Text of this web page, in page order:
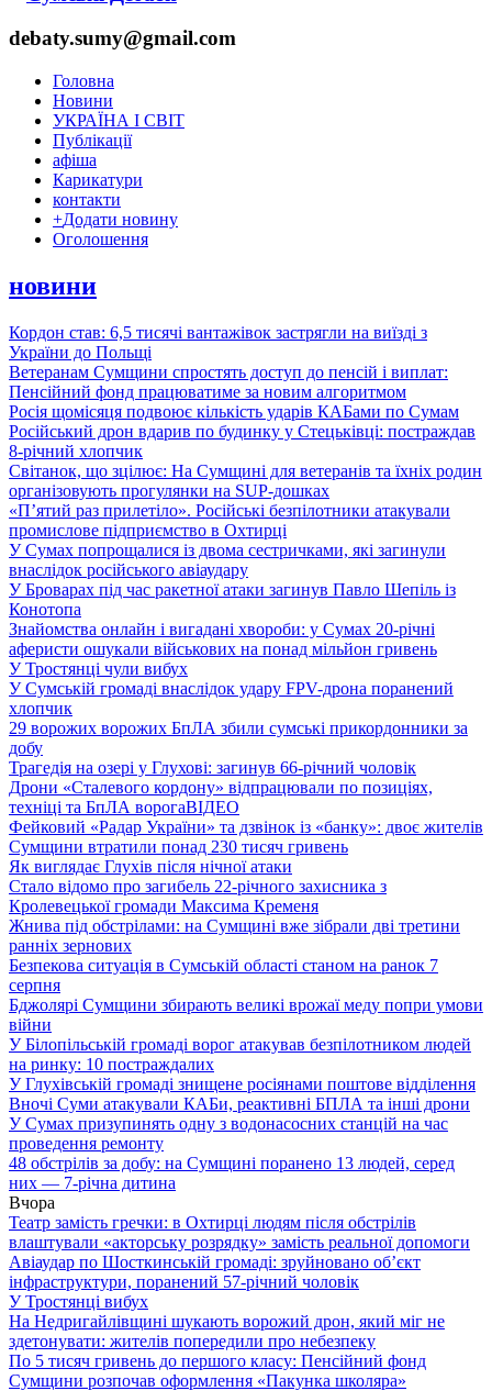
debaty.sumy@gmail.com
Головна
Новини
УКРАЇНА І СВІТ
Публікації
афіша
Карикатури
контакти
+Додати новину
Оголошення
новини
Кордон став: 6,5 тисячі вантажівок застрягли на виїзді з
України до Польщі
Ветеранам Сумщини спростять доступ до пенсій і виплат:
Пенсійний фонд працюватиме за новим алгоритмом
Росія щомісяця подвоює кількість ударів КАБами по Сумам
Російський дрон вдарив по будинку у Стецьківці: постраждав
8-річний хлопчик
Світанок, що зцілює: На Сумщині для ветеранів та їхніх родин
організовують прогулянки на SUP-дошках
«П’ятий раз прилетіло». Російські безпілотники атакували
промислове підприємство в Охтирці
У Сумах попрощалися із двома сестричками, які загинули
внаслідок російського авіаудару
У Броварах під час ракетної атаки загинув Павло Шепіль із
Конотопа
Знайомства онлайн і вигадані хвороби: у Сумах 20-річні
аферисти ошукали військових на понад мільйон гривень
У Тростянці чули вибух
У Сумській громаді внаслідок удару FPV-дрона поранений
хлопчик
29 ворожих ворожих БпЛА збили сумські прикордонники за
добу
Трагедія на озері у Глухові: загинув 66-річний чоловік
Дрони «Сталевого кордону» відпрацювали по позиціях,
техніці та БпЛА ворогаВІДЕО
Фейковий «Радар України» та дзвінок із «банку»: двоє жителів
Сумщини втратили понад 230 тисяч гривень
Як виглядає Глухів після нічної атаки
Стало відомо про загибель 22-річного захисника з
Кролевецької громади Максима Кременя
Жнива під обстрілами: на Сумщині вже зібрали дві третини
ранніх зернових
Безпекова ситуація в Сумській області станом на ранок 7
серпня
Бджолярі Сумщини збирають великі врожаї меду попри умови
війни
У Білопільській громаді ворог атакував безпілотником людей
на ринку: 10 постраждалих
У Глухівській громаді знищене росіянами поштове відділення
Вночі Суми атакували КАБи, реактивні БПЛА та інші дрони
У Сумах призупинять одну з водонасосних станцій на час
проведення ремонту
48 обстрілів за добу: на Сумщині поранено 13 людей, серед
них — 7-річна дитина
Вчора
Театр замість гречки: в Охтирці людям після обстрілів
влаштували «акторську розрядку» замість реальної допомоги
Авіаудар по Шосткинській громаді: зруйновано об’єкт
інфраструктури, поранений 57-річний чоловік
У Тростянці вибух
На Недригайлівщині шукають ворожий дрон, який міг не
здетонувати: жителів попередили про небезпеку
По 5 тисяч гривень до першого класу: Пенсійний фонд
Сумщини розпочав оформлення «Пакунка школяра»